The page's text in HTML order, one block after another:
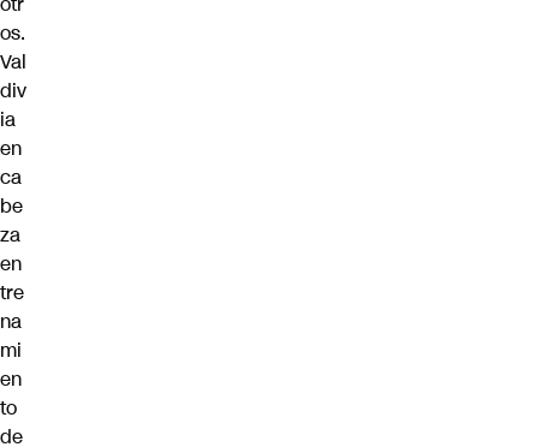
os.
Val
div
ia
en
ca
be
za
en
tre
na
mi
en
to
de